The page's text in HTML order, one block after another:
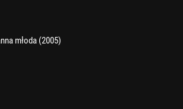
młoda (2005)